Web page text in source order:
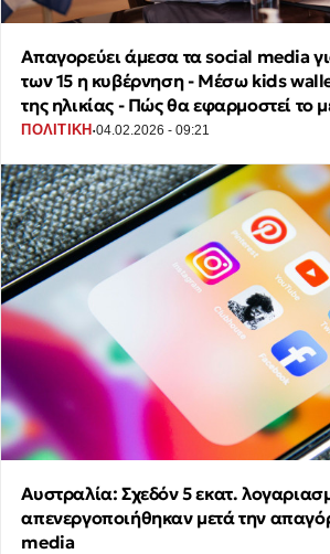
Απαγορεύει άμεσα τα social media
των 15 η κυβέρνηση - Μέσω kids
της ηλικίας - Πώς θα εφαρμοστεί το
ΠΟΛΙΤΙΚΗ ·04.02.2026 - 09:21
Αυστραλία: Σχεδόν 5 εκατ.
απενεργοποιήθηκαν μετά την
media